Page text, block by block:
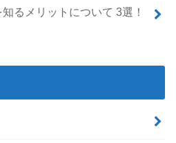
るメリットについて 3選！